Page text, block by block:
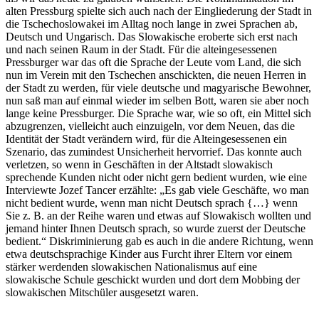
alten Pressburg spielte sich auch nach der Eingliederung der Stadt in
die Tschechoslowakei im Alltag noch lange in zwei Sprachen ab,
Deutsch und Ungarisch. Das Slowakische eroberte sich erst nach
und nach seinen Raum in der Stadt. Für die alteingesessenen
Pressburger war das oft die Sprache der Leute vom Land, die sich
nun im Verein mit den Tschechen anschickten, die neuen Herren in
der Stadt zu werden, für viele deutsche und magyarische Bewohner,
nun saß man auf einmal wieder im selben Bott, waren sie aber noch
lange keine Pressburger. Die Sprache war, wie so oft, ein Mittel sich
abzugrenzen, vielleicht auch einzuigeln, vor dem Neuen, das die
Identität der Stadt verändern wird, für die Alteingesessenen ein
Szenario, das zumindest Unsicherheit hervorrief. Das konnte auch
verletzen, so wenn in Geschäften in der Altstadt slowakisch
sprechende Kunden nicht oder nicht gern bedient wurden, wie eine
Interviewte Jozef Tancer erzählte: „Es gab viele Geschäfte, wo man
nicht bedient wurde, wenn man nicht Deutsch sprach {…} wenn
Sie z. B. an der Reihe waren und etwas auf Slowakisch wollten und
jemand hinter Ihnen Deutsch sprach, so wurde zuerst der Deutsche
bedient.“ Diskriminierung gab es auch in die andere Richtung, wenn
etwa deutschsprachige Kinder aus Furcht ihrer Eltern vor einem
stärker werdenden slowakischen Nationalismus auf eine
slowakische Schule geschickt wurden und dort dem Mobbing der
slowakischen Mitschüler ausgesetzt waren.